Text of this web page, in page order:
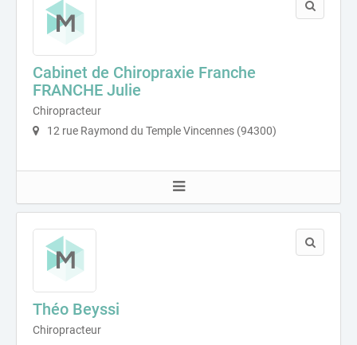
Cabinet de Chiropraxie Franche
FRANCHE Julie
Chiropracteur
12 rue Raymond du Temple Vincennes (94300)
Théo Beyssi
Chiropracteur